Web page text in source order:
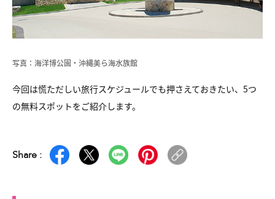
写真：海洋博公園・沖縄美ら海水族館
今回は慌ただしい旅行スケジュールでも押さえておきたい、 5つ
の無料スポットをご紹介します。
Share :